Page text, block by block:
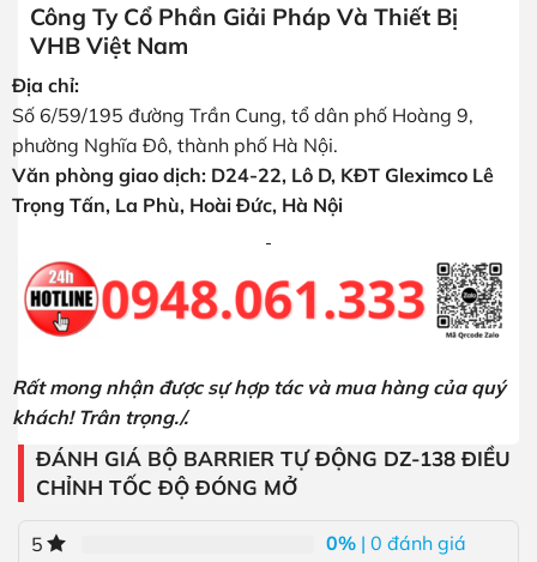
Công Ty Cổ Phần Giải Pháp Và Thiết Bị
VHB Việt Nam
Địa chỉ:
Số 6/59/195 đường Trần Cung, tổ dân phố Hoàng 9,
phường Nghĩa Đô, thành phố Hà Nội.
Văn phòng giao dịch: D24-22, Lô D, KĐT Gleximco Lê
Trọng Tấn, La Phù, Hoài Đức, Hà Nội
Rất mong nhận được sự hợp tác và mua hàng của quý
khách! Trân trọng./.
ĐÁNH GIÁ BỘ BARRIER TỰ ĐỘNG DZ-138 ĐIỀU
CHỈNH TỐC ĐỘ ĐÓNG MỞ
5 0% | 0 đánh giá